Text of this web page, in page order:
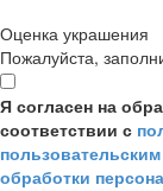
Оценка украшения
Пожалуйста,
Я согласен на
соответствии с
обработки